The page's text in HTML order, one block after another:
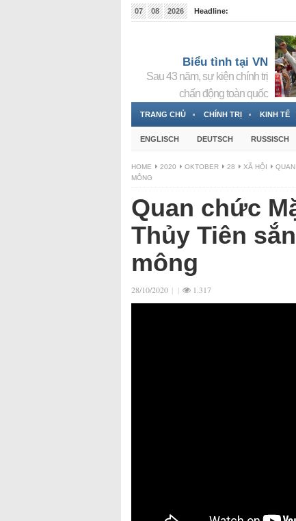
07 08 2026
Headline:
Biểu tình tại VN
Sau 43 năm, sự kiện chính trị
chấn động toàn quốc
TRANG CHỦ CHÍNH TRỊ KINH TẾ
ENGLISCH DEUTSCH RUSSISCH
HOME 2020 OKTOBER 28 XÃ HỘI
MÔNG
Quan chức
Thủy Tiên
mông
28/10/2020 | | 1.317